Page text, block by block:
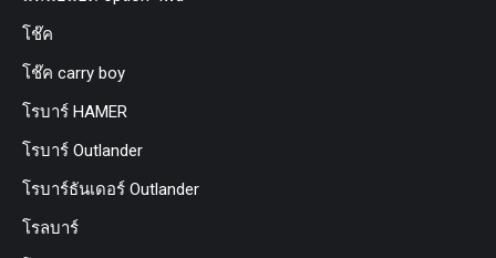
โช๊ค
โช๊ค carry boy
โรบาร์ HAMER
โรบาร์ Outlander
โรบาร์ธันเดอร์ Outlander
โรลบาร์